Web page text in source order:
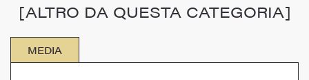
[ALTRO DA QUESTA CATEGORIA]
MEDIA